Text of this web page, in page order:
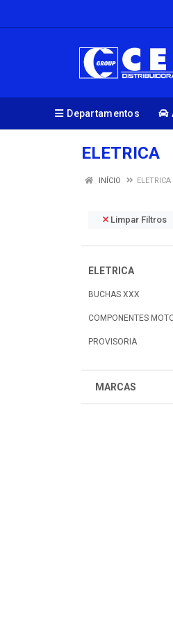
Departamentos
ELETRICA
INÍCIO ELETRICA
Limpar Filtros
ELETRICA
BUCHAS XXX
COMPONENTES
PROVISORIA
MARCAS